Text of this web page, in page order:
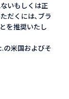
いもしくは正
だくには､ブラ
を推奨いたし
米国およびそ